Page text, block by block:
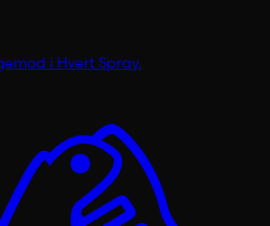
i Hvert Spray.